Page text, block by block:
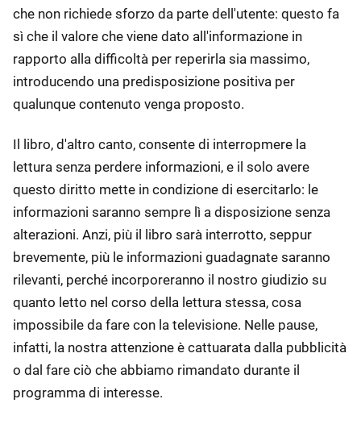
che non richiede sforzo da parte dell'utente: questo fa
sì che il valore che viene dato all'informazione in
rapporto alla difficoltà per reperirla sia massimo,
introducendo una predisposizione positiva per
qualunque contenuto venga proposto.
Il libro, d'altro canto, consente di interropmere la
lettura senza perdere informazioni, e il solo avere
questo diritto mette in condizione di esercitarlo: le
informazioni saranno sempre lì a disposizione senza
alterazioni. Anzi, più il libro sarà interrotto, seppur
brevemente, più le informazioni guadagnate saranno
rilevanti, perché incorporeranno il nostro giudizio su
quanto letto nel corso della lettura stessa, cosa
impossibile da fare con la televisione. Nelle pause,
infatti, la nostra attenzione è cattuarata dalla pubblicità
o dal fare ciò che abbiamo rimandato durante il
programma di interesse.